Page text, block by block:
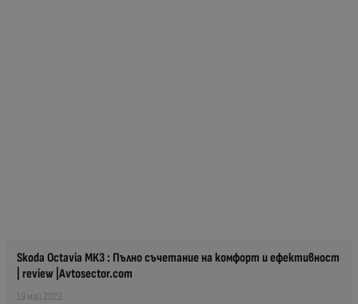
Skoda Octavia МК3 : Пълно съчетание на комфорт и ефективност
| review |Avtosector.com
19 май 2023